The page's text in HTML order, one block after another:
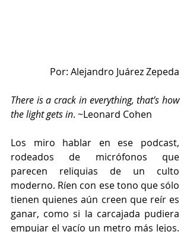
Por: Alejandro Juárez Zepeda
There is a crack in everything, that’s how
the light gets in. ~Leonard Cohen
Los miro hablar en ese podcast,
rodeados de micrófonos que
parecen reliquias de un culto
moderno. Ríen con ese tono que sólo
tienen quienes aún creen que reír es
ganar, como si la carcajada pudiera
empujar el vacío un metro más lejos.